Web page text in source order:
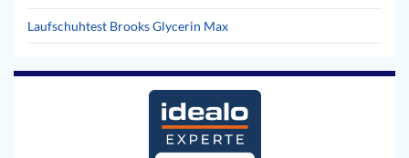
Laufschuhtest Brooks Glycerin Max